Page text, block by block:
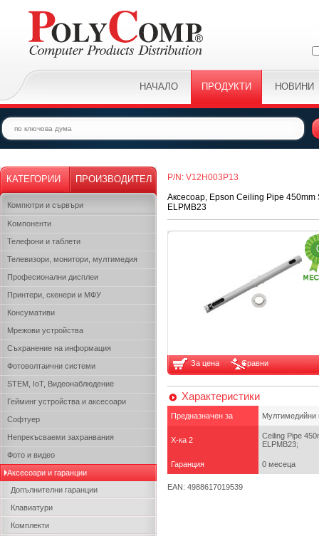
НАЧАЛО ПРОДУКТИ НОВИНИ
КАТЕГОРИИ ПРОИЗВОДИТЕЛ
Компютри и сървъри
Kомпоненти
Телефони и таблети
Телевизори, монитори, мултимедия
Професионални дисплеи
Принтери, скенери и МФУ
Консумативи
Мрежови устройства
Съхранение на информация
Фотоволтаични системи
STEM, IoT, Видеонаблюдение
Гейминг устройства и аксесоари
Софтуер
Непрекъсваеми захранвания
Фото и видео
Аксесоари и гаранции
Допълнителни гаранции
Клавиатури
Комплекти
P/N: V12H003P13
Аксесоар, Epson Ceiling Pipe
ELPMB23
За цена Сравни
Характеристики
Предназначен за Мултимедийни
Х-ка 2
Ceiling Pipe
ELPMB23;
Гаранция 0 месеца
EAN: 4988617019539